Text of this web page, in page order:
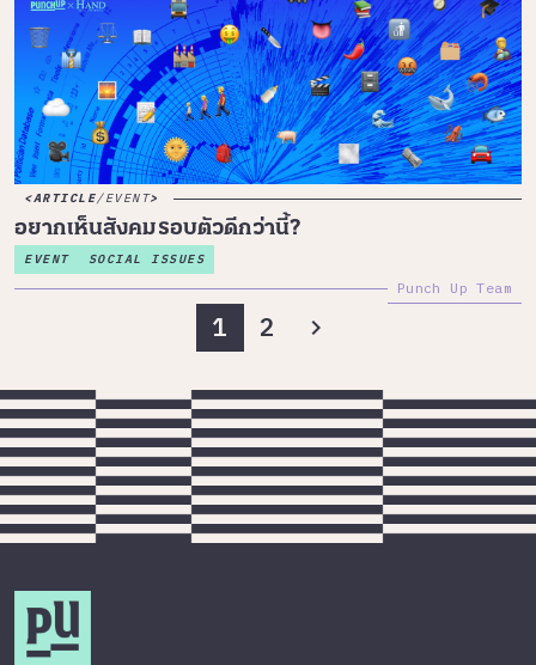
ARTICLE/EVENT
อยากเห็นสังคมรอบตัวดีกว่านี้?
EVENT SOCIAL ISSUES
Punch Up Team
1 2 chevron_right